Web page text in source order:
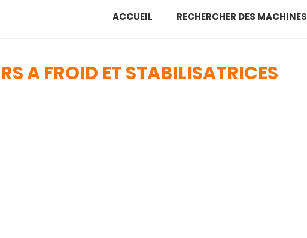
ACCUEIL RECHERCHER DES MACHINES
A FROID ET STABILISATRICES